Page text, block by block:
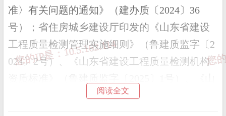
准〉有关问题的通知》（建办质〔2024〕36
号）；省住房城乡建设厅印发的《山东省建设
工程质量检测管理实施细则》（鲁建质监字〔2
024〕2号）、《山东省建设工程质量检测机构
东省建设工程质量检测机构资质现场专家评审
阅读全文